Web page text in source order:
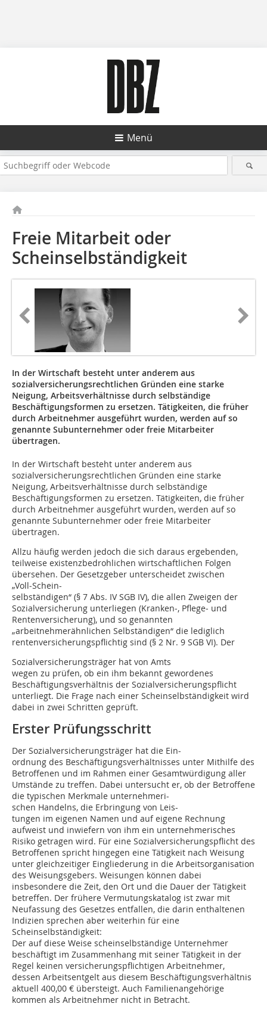
Menü
Freie Mitarbeit oder
Scheinselbständigkeit
In der Wirtschaft besteht unter anderem aus
sozialversicherungsrechtlichen Gründen eine starke
Neigung, Arbeitsverhältnisse durch selbständige
Beschäftigungsformen zu ersetzen. Tätigkeiten, die früher
durch Arbeitnehmer ausgeführt wurden, werden auf so
genannte Subunternehmer oder freie Mitarbeiter
übertragen.
In der Wirtschaft besteht unter anderem aus
sozialversicherungsrechtlichen Gründen eine starke
Neigung, Arbeitsverhältnisse durch selbständige
Beschäftigungsformen zu ersetzen. Tätigkeiten, die früher
durch Arbeitnehmer ausgeführt wurden, werden auf so
genannte Subunternehmer oder freie Mitarbeiter
übertragen.
Allzu häufig werden jedoch die sich daraus ergebenden,
teilweise existenzbedrohlichen wirtschaftlichen Folgen
übersehen. Der Gesetzgeber unterscheidet zwischen
„Voll‑Schein-
selbständigen“ (§ 7 Abs. IV SGB IV), die allen Zweigen der
Sozialversicherung unterliegen (Kranken‑, Pflege‑ und
Rentenversicherung), und so genannten
„arbeitnehmerähnlichen Selbständigen“ die lediglich
rentenversicherungspflichtig sind (§ 2 Nr. 9 SGB VI). Der
Sozialversicherungsträger hat von Amts
wegen zu prüfen, ob ein ihm bekannt gewordenes
Beschäftigungsverhältnis der Sozialversicherungspflicht
unterliegt. Die Frage nach einer Scheinselbständigkeit wird
dabei in zwei Schritten geprüft.
Erster Prüfungsschritt
Der Sozialversicherungsträger hat die Ein-
ordnung des Beschäftigungsverhältnisses unter Mithilfe des
Betroffenen und im Rahmen einer Gesamtwürdigung aller
Umstände zu treffen. Dabei untersucht er, ob der Betroffene
die typischen Merkmale unternehmeri-
schen Handelns, die Erbringung von Leis-
tungen im eigenen Namen und auf eigene Rechnung
aufweist und inwiefern von ihm ein unternehmerisches
Risiko getragen wird. Für eine Sozialversicherungspflicht des
Betroffenen spricht hingegen eine Tätigkeit nach Weisung
unter gleichzeitiger Eingliederung in die Arbeitsorganisation
des Weisungsgebers. Weisungen können dabei
insbesondere die Zeit, den Ort und die Dauer der Tätigkeit
betreffen. Der frühere Vermutungskatalog ist zwar mit
Neufassung des Gesetzes entfallen, die darin enthaltenen
Indizien sprechen aber weiterhin für eine
Scheinselbständigkeit:
Der auf diese Weise scheinselbständige Unternehmer
beschäftigt im Zusammenhang mit seiner Tätigkeit in der
Regel keinen versicherungspflichtigen Arbeitnehmer,
dessen Arbeitsentgelt aus diesem Beschäftigungsverhältnis
aktuell 400,00 € übersteigt. Auch Familienangehörige
kommen als Arbeitnehmer nicht in Betracht.